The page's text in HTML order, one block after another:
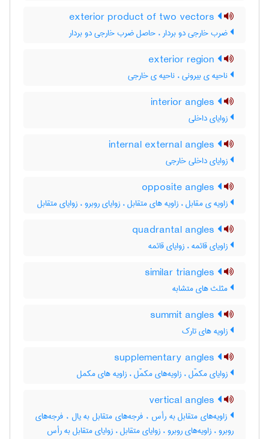
ضرب خارجی دو بردار ، حاصل ضرب خارجی دو بردار
ناحیه ی بیرونی ، ناحیه ی خارجی
زوایای داخلی
زوایای داخلی خارجی
زاویه ی مقابل ، زاویه های متقابل ، زوایای روبرو ، زوایای متقابل
زاویای قائمه ، زوایای قائمه
مثلث های متشابه
زاویه های تارک
زوایای مکمّل ، زاویه‌های مکمّل ، زاویه های مکمل
زاویه‌های متقابل به رأس ، فرجه‌های متقابل به یال ، فرجه‌های
روبرو ، زاویه‌های روبرو ، زوایای متقابل ، زوایای متقابل به رأس